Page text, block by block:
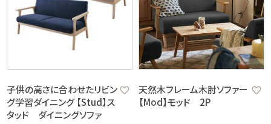
子供の高さに合わせたリビン
グ学習ダイニング 【Stud】ス
タッド ダイニングソファ
天然木フレーム木肘ソファー
【Mod】モッド 2P